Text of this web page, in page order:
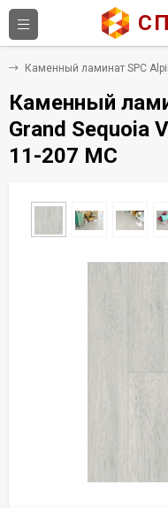
Каменный ламинат SPC
Каменный
Grand Sequoia
11-207 MC